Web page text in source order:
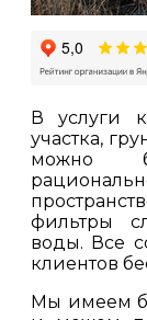
В услуги
участка,
можно
фильтры
воды. Все
клиентов
Мы имеем